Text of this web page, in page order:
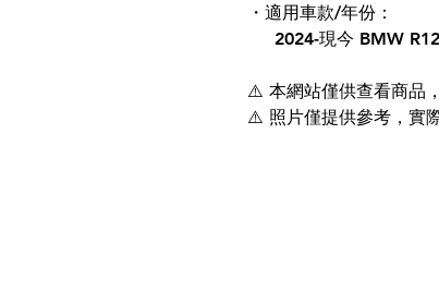
・適用車款/年份：
2024-現今 BMW
⚠️ 本網站僅供查看商品
⚠️ 照片僅提供參考，實